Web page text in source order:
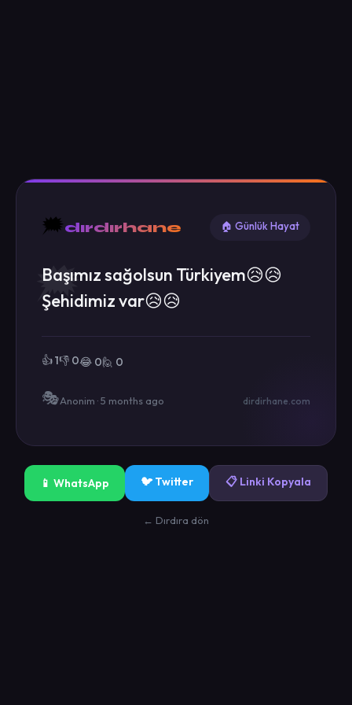
🗯️dırdırhane 🏠 Günlük Hayat
Başımız sağolsun Türkiyem😥😥
Şehidimiz var😥😥
👍 1👎 0😂 0🙋 0
🎭Anonim · 5 months ago dirdirhane.com
📱 WhatsApp 🐦 Twitter 📋 Linki Kopyala
← Dırdıra dön